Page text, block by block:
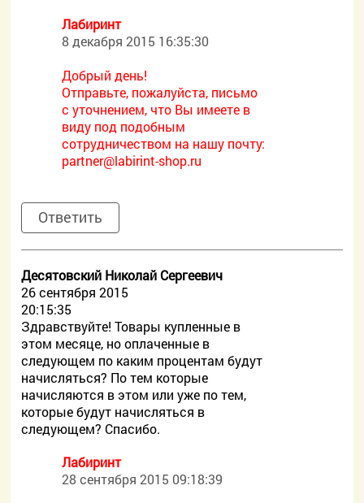
Лабиринт
8 декабря 2015 16:35:30
Добрый день!
Отправьте, пожалуйста, письмо
с уточнением, что Вы имеете в
виду под подобным
сотрудничеством на нашу почту:
partner@labirint-shop.ru
Ответить
Десятовский Николай Сергеевич
26 сентября 2015
20:15:35
Здравствуйте! Товары купленные в
этом месяце, но оплаченные в
следующем по каким процентам будут
начисляться? По тем которые
начисляются в этом или уже по тем,
которые будут начисляться в
следующем? Спасибо.
Лабиринт
28 сентября 2015 09:18:39